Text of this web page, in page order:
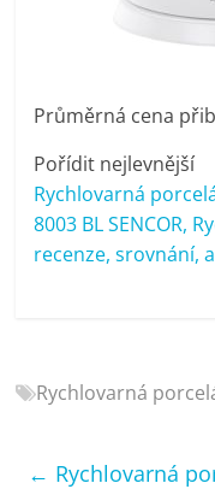
OK,
pračky,
televize,
notebooky,
mobilní
Průměrná cena
Pořídit nejlevnější
Rychlovarná
8003 BL SENCOR,
recenze, srovnání,
Rychlovarná
← Rychlovarná